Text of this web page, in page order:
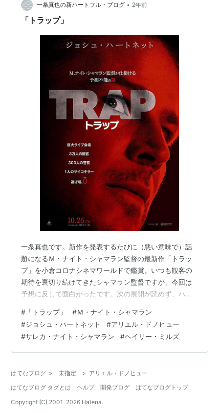
一条真也の新ハートフル・ブログ • 2年前
「トラップ」
一条真也です。新作を発表するたびに（悪い意味で）話
題になるＭ・ナイト・シャマラン監督の最新作「トラッ
プ」を小倉コロナシネマワールドで鑑賞。いつも観客の
期待を裏切り続けてきたシャマラン監督ですが、今回は
予想に反して面白かったです。次の展開が読めず、ハラ
かれています。「『シックス・センス』『ヴィジット』
などのＭ・ナイト・シャマランが監督などを務めたサス
ペンス。有名なアーティストのライブ会場を舞台に、指
名手配中の切り裂き魔を巡るストーリーが展開する。
ト、ドラマシリーズ「ウルフ・ライク・ミー」などの
ア…
# 「トラップ」 #Ｍ・ナイト・シャマラン
#ジョシュ・ハートネット #アリエル・ドノヒュー
#サレカ・ナイト・シャマラン #ヘイリー・ミルズ
はてなブログ > 未指定 > アリエル・ドノヒュー
はてなブログ タグとは
ヘルプ 開発ブログ
はてなブログトップ
Copyright (C) 2001-2026 Hatena.